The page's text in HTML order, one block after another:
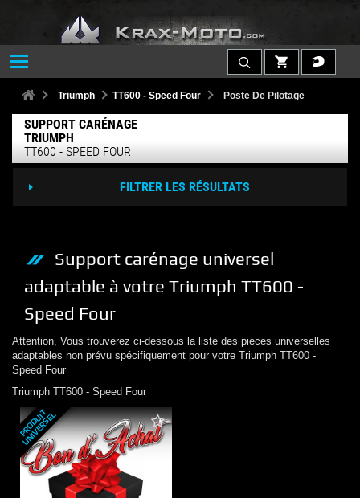
Triumph TT600 - Speed Four Poste De Pilotage
SUPPORT CARÉNAGE
TRIUMPH
TT600 - SPEED FOUR
FILTRER LES RÉSULTATS
Support carénage universel
adaptable à votre Triumph TT600 -
Speed Four
Attention, Vous trouverez ci-dessous la liste des pieces universelles
adaptables non prévu spécifiquement pour votre Triumph TT600 -
Speed Four
Triumph TT600 - Speed Four
P
R
O
D
U
I
T
U
N
I
V
E
R
S
E
L